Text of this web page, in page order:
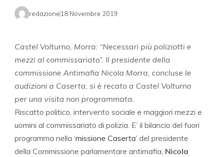
redazione 18 Novembre 2019
Castel Volturno, Morra: “Necessari più poliziotti e
mezzi al commissariato”. Il presidente della
commissione Antimafia Nicola Morra, concluse le
audizioni a Caserta, si è recato a Castel Volturno
per una visita non programmata.
Riscatto politico, intervento sociale e maggiori mezzi e
uomini al commissariato di polizia. E’ il bilancio del fuori
programma nella ‘missione Caserta’ del presidente
della Commissione parlamentare antimafia, Nicola